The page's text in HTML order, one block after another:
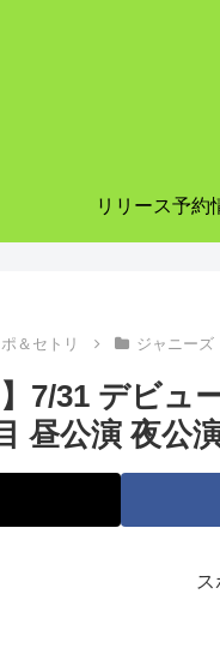
リリース予約
＆セトリ ジャニーズ
7/31 デビュ
昼公演 夜公